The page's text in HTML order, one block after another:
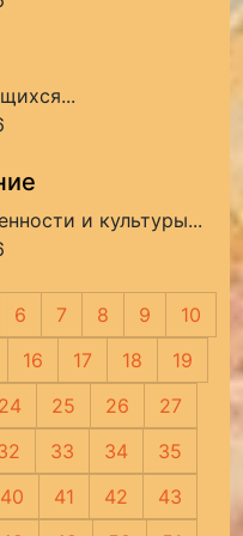
и культуры...
6 7 8 9
10
16 17 18
19
24 25 26
27
33 34
35
40 41 42
43